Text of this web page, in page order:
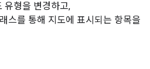
유형을 변경하고,
스를 통해 지도에 표시되는 항목을